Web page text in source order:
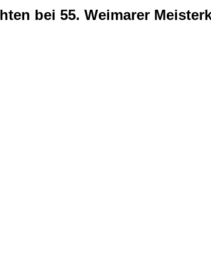
bei 55. Weimarer